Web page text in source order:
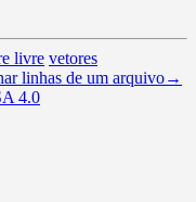
livre vetores
linhas de um arquivo→
4.0